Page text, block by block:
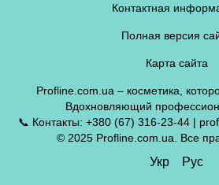
Контактная
Полная версия
Карта сайта
Profline.com.ua – косметика,
Вдохновляющий
📞 Контакты: +380 (67) 316-23-44 |
© 2025 Profline.com.ua. Все
Укр Рус